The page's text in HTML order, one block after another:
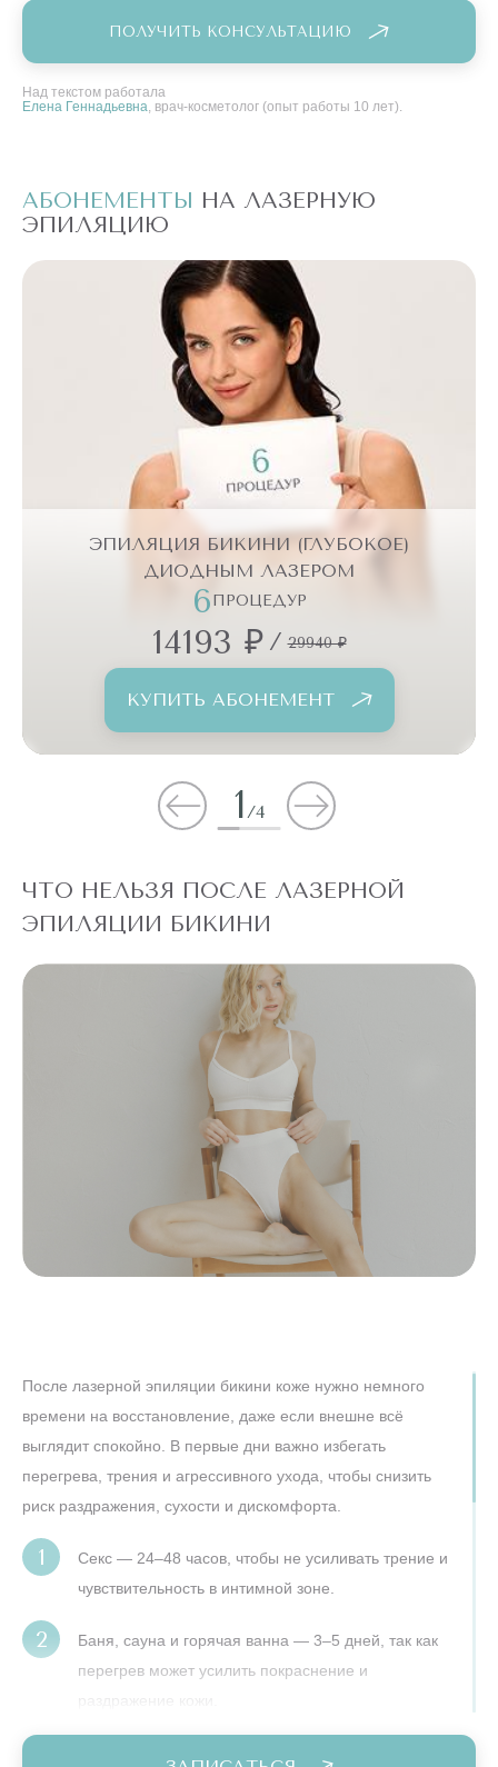
Опасность обычно связана не с самой технологией, а с
нарушением базовых правил: проведением процедуры при
«сэкономить» на качестве оборудования или
лицензированной клинике, у врача с медицинским
образованием, заранее честно рассказываете о
заболеваниях и приеме препаратов и соблюдаете
ограничения до и после процедуры, риск осложнений
сводится к минимуму. В итоге диодный лазер для зоны
бикини — один из самых контролируемых и предсказуемых
методов долговременного удаления волос, который
позволяет решить эстетическую задачу без повреждения
внутренних органов или репродуктивной системы.
ПОЛУЧИТЬ КОНСУЛЬТАЦИЮ
Над текстом работала
Елена Геннадьевна, врач-косметолог (опыт работы 10 лет).
АБОНЕМЕНТЫ НА ЛАЗЕРНУЮ
ЭПИЛЯЦИЮ
ЭПИЛЯЦИЯ БИКИНИ (ГЛУБОКОЕ)
ДИОДНЫМ ЛАЗЕРОМ
6ПРОЦЕДУР
14193 ₽ / 29940 ₽
КУПИТЬ АБОНЕМЕНТ
1 /4
ЧТО НЕЛЬЗЯ ПОСЛЕ ЛАЗЕРНОЙ
ЭПИЛЯЦИИ БИКИНИ
После лазерной эпиляции бикини коже нужно немного
времени на восстановление, даже если внешне всё
выглядит спокойно. В первые дни важно избегать
перегрева, трения и агрессивного ухода, чтобы снизить
риск раздражения, сухости и дискомфорта.
Секс — 24–48 часов, чтобы не усиливать трение и
чувствительность в интимной зоне.
Баня, сауна и горячая ванна — 3–5 дней, так как
перегрев может усилить покраснение и